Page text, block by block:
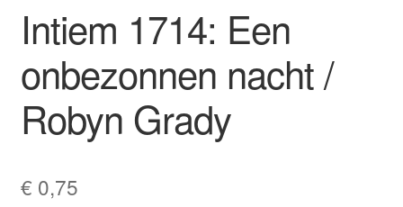
Intiem 1714: Een
onbezonnen nacht /
Robyn Grady
€ 0,75